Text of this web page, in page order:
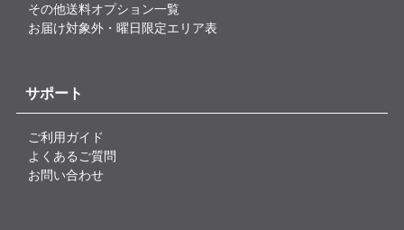
その他送料オプション一覧
お届け対象外・曜日限定エリア表
サポート
ご利用ガイド
よくあるご質問
お問い合わせ